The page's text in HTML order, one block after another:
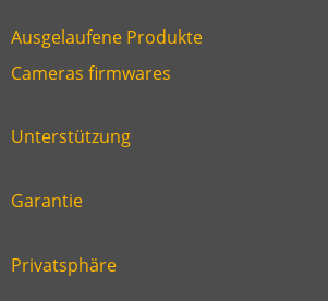
Link
footer
Ausgelaufene Produkte
Link
six
Cameras firmwares
Link
second
Unterstützung
Link
third
Garantie
Link
Privatsphäre